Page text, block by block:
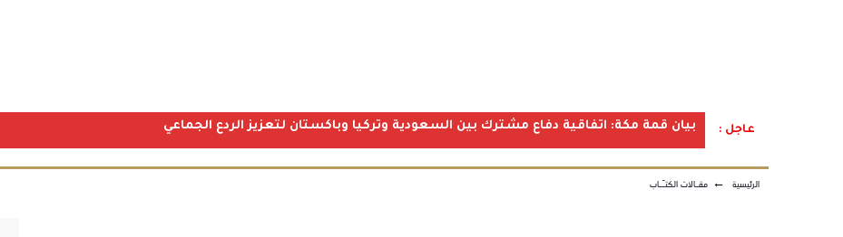
عاجل : بيان قمة مكة: اتفاقية دفاع مشترك بين السعودية وتركيا وباكستان لتعزيز الردع الجماعي
الرئيسية ← مقـالات الكتـّـاب